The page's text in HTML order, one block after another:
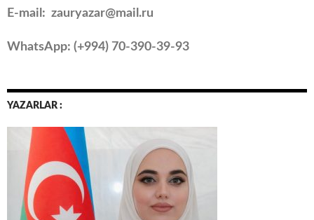
E-mail: zauryazar@mail.ru
WhatsApp: (+994) 70-390-39-93
YAZARLAR :